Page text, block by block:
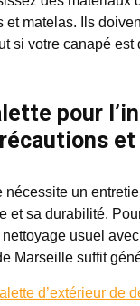
et matelas. Ils
si votre canapé est
pour
nécessite un
et sa durabilité.
nettoyage usuel
Marseille suffit
d’extérieur de